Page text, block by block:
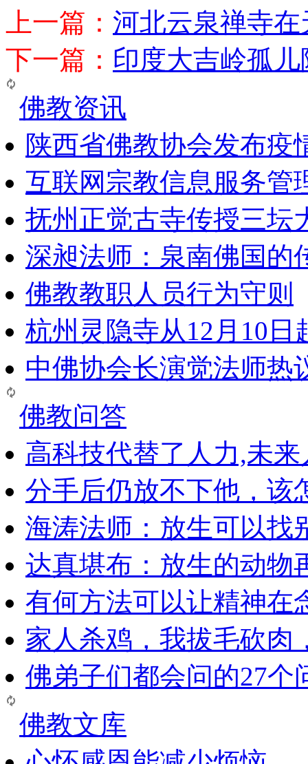
上一篇： 河北云泉禅寺
下一篇： 印度大吉岭孤
佛教资讯
陕西省佛教协会发布疫
互联网宗教信息服务管
抚州正觉古寺传授三坛
深昶法师：泉南佛国的
佛教教职人员行为守则
杭州灵隐寺从12月10日
中佛协会长演觉法师热
佛教问答
高科技代替了人力,未
分手后仍放不下他，该
海涛法师：放生可以找
达真堪布：放生的动物
有何方法可以让精神在
家人杀鸡，我拔毛砍肉
佛弟子们都会问的27个
佛教文库